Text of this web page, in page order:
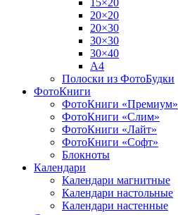
20×20
20×30
30×30
30×40
A4
Полоски из ФотоБудки
ФотоКниги
ФотоКниги «Премиум»
ФотоКниги «Слим»
ФотоКниги «Лайт»
ФотоКниги «Софт»
Блокноты
Календари
Календари магнитные
Календари настольные
Календари настенные